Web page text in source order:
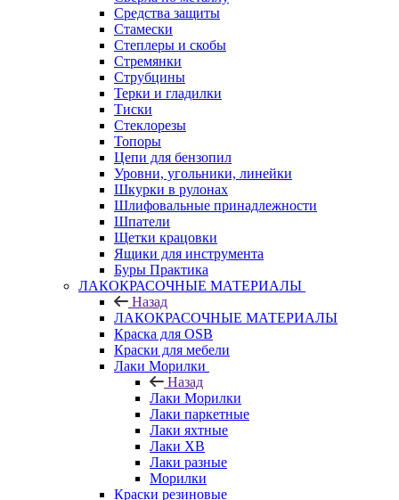
Средства защиты
Стамески
Степлеры и скобы
Стремянки
Струбцины
Терки и гладилки
Тиски
Стеклорезы
Топоры
Цепи для бензопил
Уровни, угольники, линейки
Шкурки в рулонах
Шлифовальные принадлежности
Шпатели
Щетки крацовки
Ящики для инструмента
Буры Практика
ЛАКОКРАСОЧНЫЕ МАТЕРИАЛЫ
Назад
ЛАКОКРАСОЧНЫЕ МАТЕРИАЛЫ
Краска для OSB
Краски для мебели
Лаки Морилки
Назад
Лаки Морилки
Лаки паркетные
Лаки яхтные
Лаки ХВ
Лаки разные
Морилки
Краски резиновые